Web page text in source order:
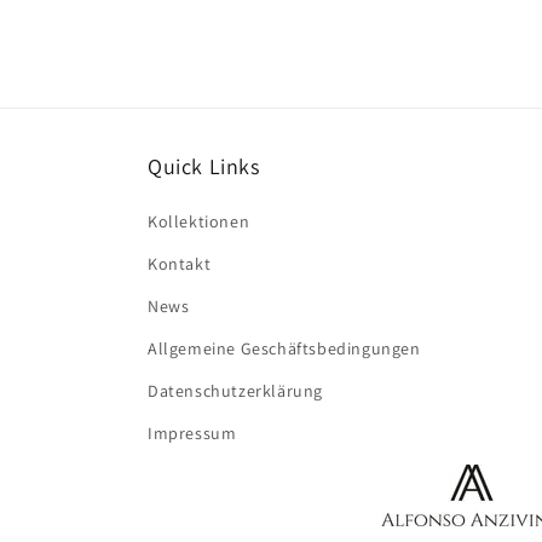
Quick Links
Kollektionen
Kontakt
News
Allgemeine Geschäftsbedingungen
Datenschutzerklärung
Impressum